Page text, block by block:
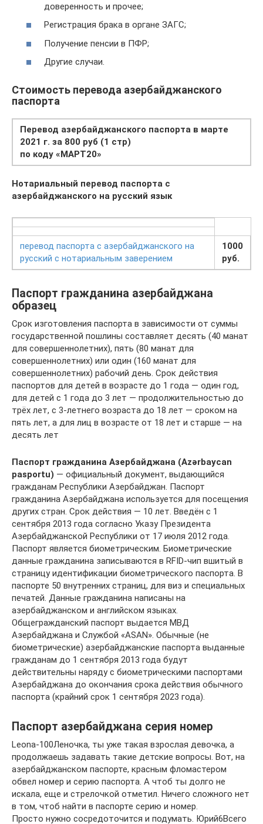
доверенность и прочее;
Регистрация брака в органе ЗАГС;
Получение пенсии в ПФР;
Другие случаи.
Стоимость перевода азербайджанского
паспорта
Перевод азербайджанского паспорта в марте
2021 г. за 800 руб (1 стр)
по коду «МАРТ20»
Нотариальный перевод паспорта с
азербайджанского на русский язык
перевод паспорта с азербайджанского на
русский с нотариальным заверением
1000
руб.
Паспорт гражданина азербайджана
образец
Срок изготовления паспорта в зависимости от суммы
государственной пошлины составляет десять (40 манат
для совершеннолетних), пять (80 манат для
совершеннолетних) или один (160 манат для
совершеннолетних) рабочий день. Срок действия
паспортов для детей в возрасте до 1 года — один год,
для детей с 1 года до 3 лет — продолжительностью до
трёх лет, с 3-летнего возраста до 18 лет — сроком на
пять лет, а для лиц в возрасте от 18 лет и старше — на
десять лет
Паспорт гражданина Азербайджана (Azərbaycan
pasportu) — официальный документ, выдающийся
гражданам Республики Азербайджан. Паспорт
гражданина Азербайджана используется для посещения
других стран. Срок действия — 10 лет. Введён с 1
сентября 2013 года согласно Указу Президента
Азербайджанской Республики от 17 июля 2012 года.
Паспорт является биометрическим. Биометрические
данные гражданина записываются в RFID-чип вшитый в
страницу идентификации биометрического паспорта. В
паспорте 50 внутренних страниц, для виз и специальных
печатей. Данные гражданина написаны на
азербайджанском и английском языках.
Общегражданский паспорт выдается МВД
Азербайджана и Службой «ASAN». Обычные (не
биометрические) азербайджанские паспорта выданные
гражданам до 1 сентября 2013 года будут
действительны наряду с биометрическими паспортами
Азербайджана до окончания срока действия обычного
паспорта (крайний срок 1 сентября 2023 года).
Паспорт азербайджана серия номер
Leona-100Леночка, ты уже такая взрослая девочка, а
продолжаешь задавать такие детские вопросы. Вот, на
азербайджанском паспорте, красным фломастером
обвел номер и серию паспорта. А чтоб ты долго не
искала, еще и стрелочкой отметил. Ничего сложного нет
в том, чтоб найти в паспорте серию и номер.
Просто нужно сосредоточится и подумать. Юрий6Всего